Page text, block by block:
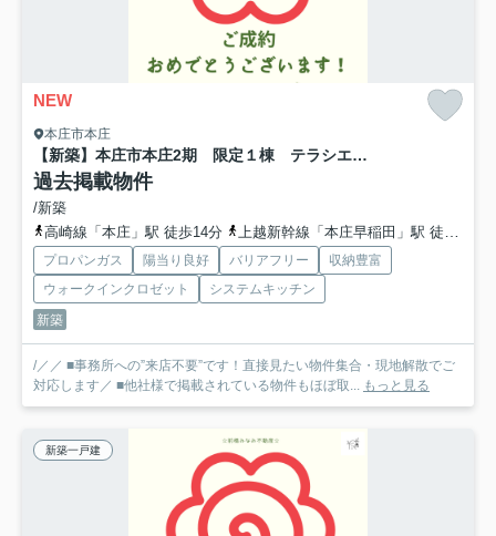
NEW
本庄市本庄
【新築】本庄市本庄2期 限定１棟 テラシエ 新築建売
過去掲載物件
/新築
高崎線「本庄」駅 徒歩14分
上越新幹線「本庄早稲田」駅 徒歩44分
プロパンガス 陽当り良好 バリアフリー
収納豊富
ウォークインクロゼット
システムキッチン
新築
/／／ ■事務所への”来店不要”です！直接見たい物件集合・現地解散でご
対応します／ ■他社様で掲載されている物件もほぼ取...
もっと見る
新築一戸建